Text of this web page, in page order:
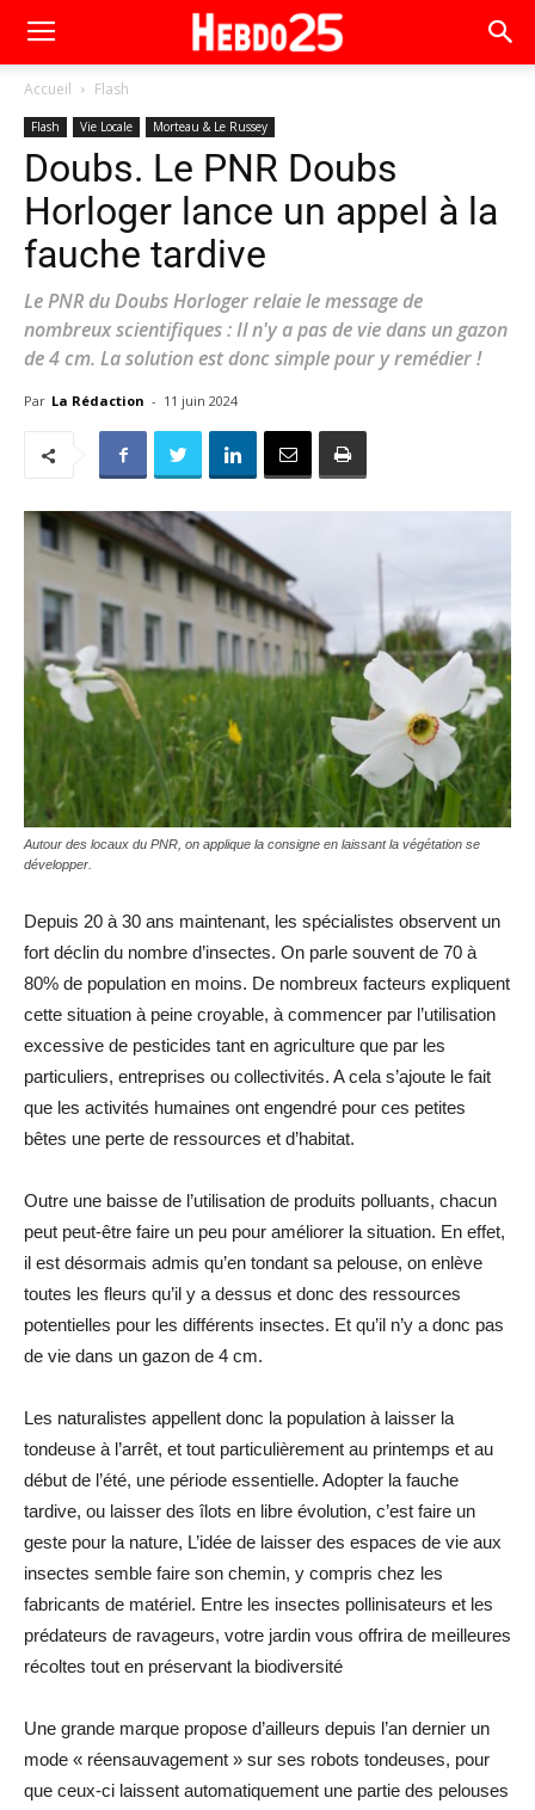
Accueil Flash
Flash Vie Locale Morteau & Le Russey
Doubs. Le PNR Doubs
Horloger lance un appel à la
fauche tardive
Le PNR du Doubs Horloger relaie le message de
nombreux scientifiques : Il n'y a pas de vie dans un gazon
de 4 cm. La solution est donc simple pour y remédier !
Par La Rédaction - 11 juin 2024
Autour des locaux du PNR, on applique la consigne en laissant la végétation se
développer.
Depuis 20 à 30 ans maintenant, les spécialistes observent un
fort déclin du nombre d’insectes. On parle souvent de 70 à
80% de population en moins. De nombreux facteurs expliquent
cette situation à peine croyable, à commencer par l’utilisation
excessive de pesticides tant en agriculture que par les
particuliers, entreprises ou collectivités. A cela s’ajoute le fait
que les activités humaines ont engendré pour ces petites
bêtes une perte de ressources et d’habitat.
Outre une baisse de l’utilisation de produits polluants, chacun
peut peut-être faire un peu pour améliorer la situation. En effet,
il est désormais admis qu’en tondant sa pelouse, on enlève
toutes les fleurs qu’il y a dessus et donc des ressources
potentielles pour les différents insectes. Et qu’il n’y a donc pas
de vie dans un gazon de 4 cm.
Les naturalistes appellent donc la population à laisser la
tondeuse à l’arrêt, et tout particulièrement au printemps et au
début de l’été, une période essentielle. Adopter la fauche
tardive, ou laisser des îlots en libre évolution, c’est faire un
geste pour la nature, L’idée de laisser des espaces de vie aux
insectes semble faire son chemin, y compris chez les
fabricants de matériel. Entre les insectes pollinisateurs et les
prédateurs de ravageurs, votre jardin vous offrira de meilleures
récoltes tout en préservant la biodiversité
Une grande marque propose d’ailleurs depuis l’an dernier un
mode « réensauvagement » sur ses robots tondeuses, pour
que ceux-ci laissent automatiquement une partie des pelouses